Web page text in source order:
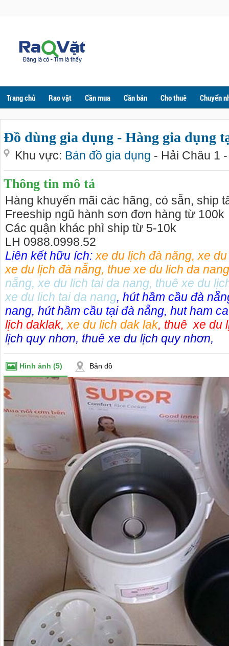
Trang chủ Rao vặt Cần mua Cần bán Cho thuê Chuyển
Đồ dùng gia dụng - Hàng gia dụng
Khu vực: Bán đồ gia dụng - Hải Châu 1
Thông tin mô tả
Hàng khuyến mãi các hãng, có sẵn, ship
Freeship ngũ hành sơn đơn hàng từ 100k
Các quận khác phì ship từ 5-10k
LH 0988.0998.52
Liên kết hữu ích:xe du lịch đà năng,xe
xe du lịch đà nẵng, thue xe du lich da nang
nẵng,xe du lich tai da nang, thuê xe du
xe du lich tai da nang, hút hầm cầu đà
nang, hút hầm cầu tại đà nẵng, hut ham
lịch daklak,xe du lich dak lak, thuê xe du
lịch quy nhơn, thuê xe du lịch quy nhơn,
Hình ảnh (5) Bản đồ
cho
phú yên
thuê xe
thuê xe
cho
đà nẵng,
Cho thuê nhà nguyên căn Phú Yên, chuyên cho
thuê nhà nguyên căn tại Phú Yên
Chúng tôi hiên đang cho thuê nhà nguyên căn
tại Tuy Hòa - Phú Yên.